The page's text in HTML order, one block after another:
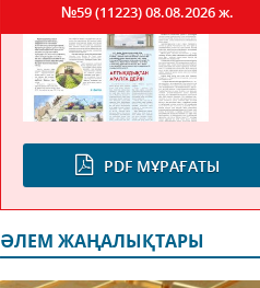
PDF МҰРАҒАТЫ
№59 (11223)08.08.2026 ж.
ӘЛЕМ ЖАҢАЛЫҚТАРЫ